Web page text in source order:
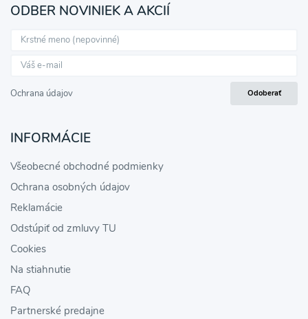
ODBER NOVINIEK A AKCIÍ
Ochrana údajov Odoberať
INFORMÁCIE
Všeobecné obchodné podmienky
Ochrana osobných údajov
Reklamácie
Odstúpiť od zmluvy TU
Cookies
Na stiahnutie
FAQ
Partnerské predajne